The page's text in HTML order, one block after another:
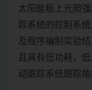
太阳能板上光照
踪系统的控制系
及程序编制实验
且具有低功耗，
动跟踪系统跟踪